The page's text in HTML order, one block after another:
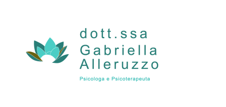
Dott.ssa Gabriella Alleruzzo |
Psicologa e Psicoterapeuta